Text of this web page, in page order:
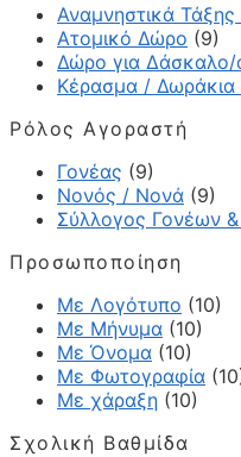
Αναμνηστικά
Ατομικό Δώρο (9)
Δώρο για Δάσκαλο/
Κέρασμα / Δωράκια
Ρόλος Αγοραστή
Γονέας (9)
Νονός / Νονά (9)
Σύλλογος Γονέων
Προσωποποίηση
Με Λογότυπο (10)
Με Μήνυμα (10)
Με Όνομα (10)
Με Φωτογραφία
Με χάραξη (10)
Σχολική Βαθμίδα